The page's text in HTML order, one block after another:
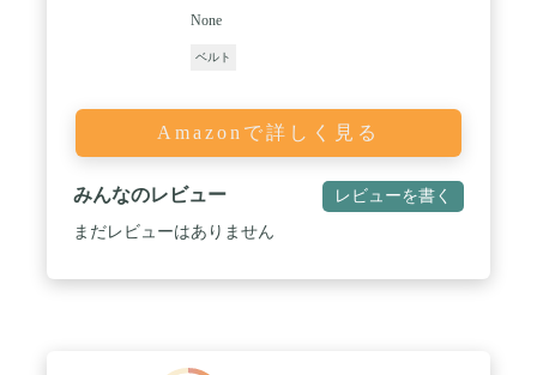
None
ベルト
Amazonで詳しく見る
みんなのレビュー レビューを書く
まだレビューはありません